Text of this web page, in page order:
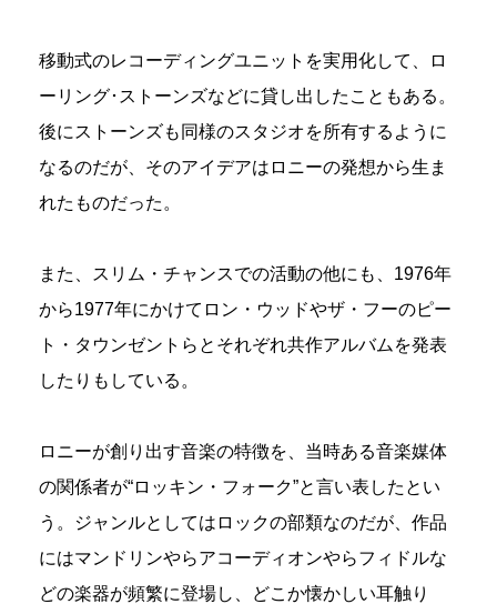
移動式のレコーディングユニットを実用化して、ロ
ーリング･ストーンズなどに貸し出したこともある。
後にストーンズも同様のスタジオを所有するように
なるのだが、そのアイデアはロニーの発想から生ま
れたものだった。
また、スリム・チャンスでの活動の他にも、1976年
から1977年にかけてロン・ウッドやザ・フーのピー
ト・タウンゼントらとそれぞれ共作アルバムを発表
したりもしている。
ロニーが創り出す音楽の特徴を、当時ある音楽媒体
の関係者が“ロッキン・フォーク”と言い表したとい
う。ジャンルとしてはロックの部類なのだが、作品
にはマンドリンやらアコーディオンやらフィドルな
どの楽器が頻繁に登場し、どこか懐かしい耳触り